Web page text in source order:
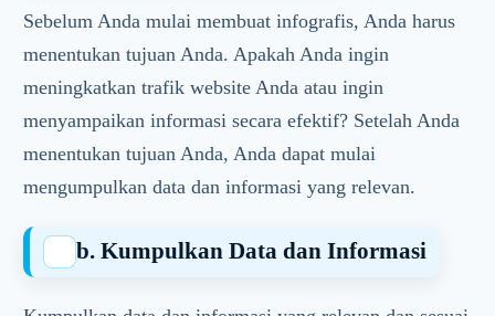
Sebelum Anda mulai membuat infografis, Anda harus
menentukan tujuan Anda. Apakah Anda ingin
meningkatkan trafik website Anda atau ingin
menyampaikan informasi secara efektif? Setelah Anda
menentukan tujuan Anda, Anda dapat mulai
mengumpulkan data dan informasi yang relevan.
b. Kumpulkan Data dan Informasi